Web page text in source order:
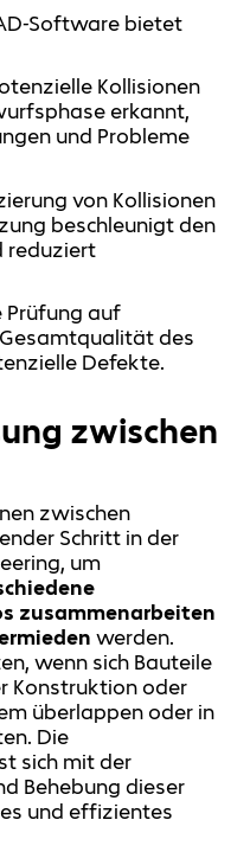
Software bietet
Kollisionen
erkannt,
und Probleme
von Kollisionen
beschleunigt den
reduziert
Prüfung auf
des
Defekte.
zwischen
zwischen
Schritt in der
um
zusammenarbeiten
werden.
wenn sich Bauteile
Konstruktion oder
überlappen oder in
Die
sich mit der
Behebung dieser
und effizientes